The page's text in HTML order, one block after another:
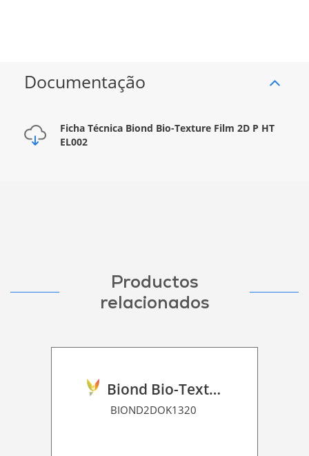
Documentação
Ficha Técnica Biond Bio-Texture Film 2D P HT
EL002
Productos
relacionados
Biond Bio-Texture Decor Film 2D P HT
BIOND2DOK1320